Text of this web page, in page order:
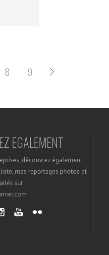
8 9
EGALEMENT
découvrez également
mes reportages photos et
sur :